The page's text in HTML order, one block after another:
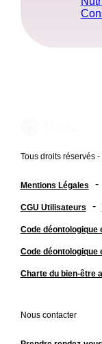
Tous droits réservés -
Mentions Légales -
CGU Utilisateurs -
Code déontologique
Code déontologique
Charte du bien-être
Nous contacter